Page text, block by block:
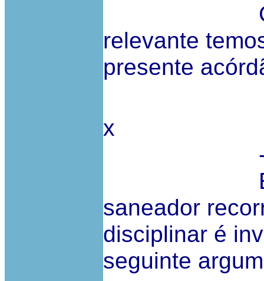
Como
relevante
presente
x
- o
saneador
disciplinar é
seguinte